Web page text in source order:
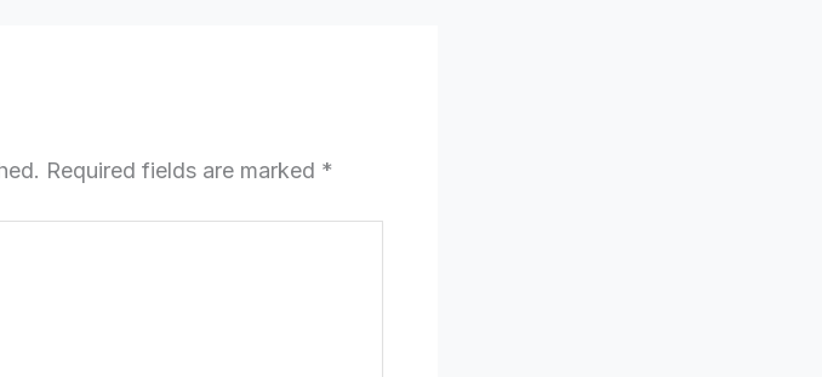
Required fields are marked *